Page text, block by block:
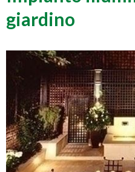
giardino